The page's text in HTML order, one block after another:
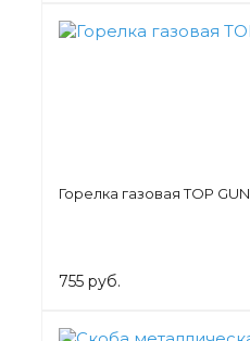
Горелка газовая TOP GUN
755 руб.